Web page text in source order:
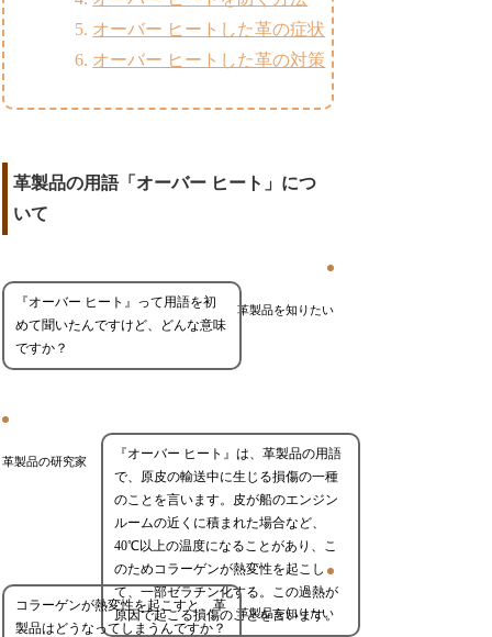
オーバー ヒートした革の症状
オーバー ヒートした革の対策
革製品の用語「オーバー ヒート」につ
いて
革製品を知りたい
『オーバー ヒート』って用語を初
めて聞いたんですけど、どんな意味
ですか？
革製品の研究家
『オーバー ヒート』は、革製品の用語
で、原皮の輸送中に生じる損傷の一種
のことを言います。皮が船のエンジン
ルームの近くに積まれた場合など、
40℃以上の温度になることがあり、こ
のためコラーゲンが熱変性を起こし
て、一部ゼラチン化する。この過熱が
原因で起こる損傷のことを言います。
革製品を知りたい
コラーゲンが熱変性を起こすと、革
製品はどうなってしまうんですか？